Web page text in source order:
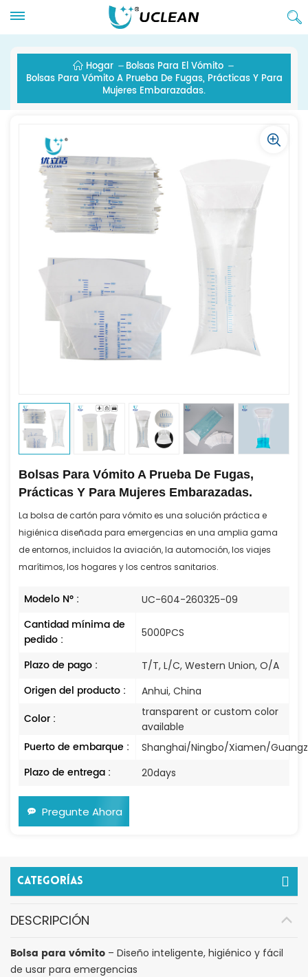
Hogar
Bolsas Para El Vómito
Bolsas Para Vómito A Prueba De Fugas, Prácticas Y Para
Mujeres Embarazadas.
Bolsas Para Vómito A Prueba De Fugas,
Prácticas Y Para Mujeres Embarazadas.
La bolsa de cartón para vómito es una solución práctica e
higiénica diseñada para emergencias en una amplia gama
de entornos, incluidos la aviación, la automoción, los viajes
marítimos, los hogares y los centros sanitarios.
Modelo N° : UC-604-260325-09
Cantidad mínima de
pedido :
5000PCS
Plazo de pago : T/T, L/C, Western Union, O/A
Origen del producto : Anhui, China
Color :
transparent or custom color
available
Puerto de embarque : Shanghai/Ningbo/Xiamen/
Plazo de entrega : 20days
Pregunte Ahora
Categorías
DESCRIPCIÓN
Bolsa para vómito – Diseño inteligente, higiénico y fácil
de usar para emergencias